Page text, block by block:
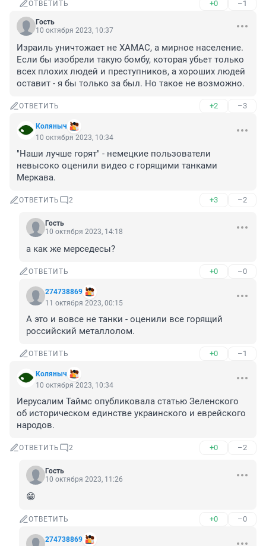
ОТВЕТИТЬ +0 –1
Гость
10 октября 2023, 10:37
Израиль уничтожает не ХАМАС, а мирное население.
Если бы изобрели такую бомбу, которая убьет только
всех плохих людей и преступников, а хороших людей
оставит - я бы только за был. Но такое не возможно.
ОТВЕТИТЬ +2 –3
Коляныч
10 октября 2023, 10:34
"Наши лучше горят" - немецкие пользователи
невысоко оценили видео с горящими танками
Меркава.
ОТВЕТИТЬ 2 +3 –2
Гость
10 октября 2023, 14:18
а как же мерседесы?
ОТВЕТИТЬ +0 –0
274738869
11 октября 2023, 00:15
А это и вовсе не танки - оценили все горящий
российский металлолом.
ОТВЕТИТЬ +0 –1
Коляныч
10 октября 2023, 10:34
Иерусалим Таймс опубликовала статью Зеленского
об историческом единстве украинского и еврейского
народов.
ОТВЕТИТЬ 2 +0 –2
Гость
10 октября 2023, 11:26
😁
ОТВЕТИТЬ +0 –0
274738869